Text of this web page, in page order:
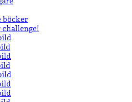
böcker
challenge!